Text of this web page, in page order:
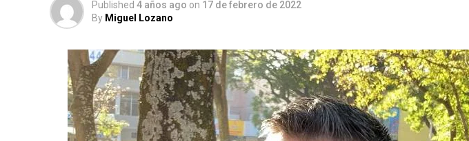
Published 4 años ago on 17 de febrero de 2022
By Miguel Lozano